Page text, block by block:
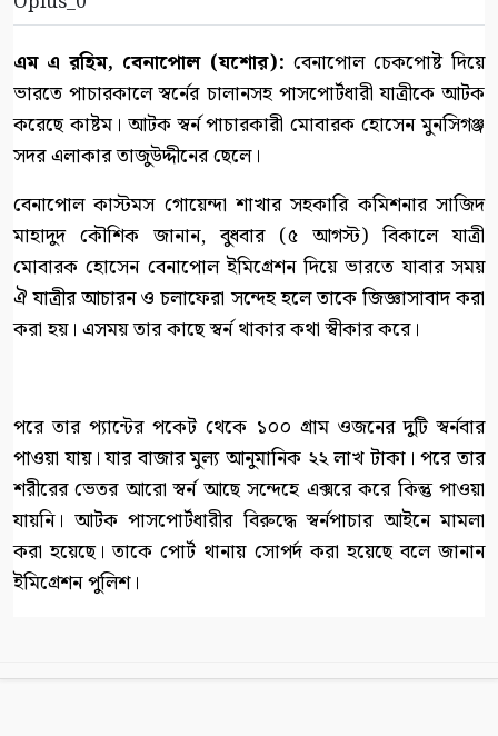
এম এ রহিম, বেনাপোল (যশোর): বেনাপোল চেকপোষ্ট দিয়ে
ভারতে পাচারকালে স্বর্নের চালানসহ পাসপোর্টধারী যাত্রীকে আটক
করেছে কাষ্টম। আটক স্বর্ন পাচারকারী মোবারক হোসেন মুনসিগঞ্জ
সদর এলাকার তাজুউদ্দীনের ছেলে।
বেনাপোল কাস্টমস গোয়েন্দা শাখার সহকারি কমিশনার সাজিদ
মাহাদুদ কৌশিক জানান, বুধবার (৫ আগস্ট) বিকালে যাত্রী
মোবারক হোসেন বেনাপোল ইমিগ্রেশন দিয়ে ভারতে যাবার সময়
ঐ যাত্রীর আচারন ও চলাফেরা সন্দেহ হলে তাকে জিজ্ঞাসাবাদ করা
করা হয়। এসময় তার কাছে স্বর্ন থাকার কথা স্বীকার করে।
পরে তার প্যান্টের পকেট থেকে ১০০ গ্রাম ওজনের দুটি স্বর্নবার
পাওয়া যায়। যার বাজার মুল্য আনুমানিক ২২ লাখ টাকা। পরে তার
শরীরের ভেতর আরো স্বর্ন আছে সন্দেহে এক্সরে করে কিন্তু পাওয়া
যায়নি। আটক পাসপোর্টধারীর বিরুদ্ধে স্বর্নপাচার আইনে মামলা
করা হয়েছে। তাকে পোর্ট থানায় সোপর্দ করা হয়েছে বলে জানান
ইমিগ্রেশন পুলিশ।